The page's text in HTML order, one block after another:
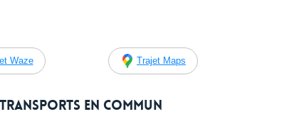
Waze Trajet Maps
en commun